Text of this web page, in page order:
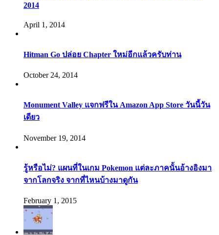
2014
April 1, 2014
Hitman Go ปล่อย Chapter ใหม่อีกแล้วครับท่าน
October 24, 2014
Monument Valley แจกฟรีใน Amazon App Store วันนี้วัน
เดียว
November 19, 2014
รู้หรือไม่? แผนที่ในเกม Pokemon แต่ละภาคนั้นอ้างอิงมา
จากโลกจริง จากที่ไหนบ้างมาดูกัน
February 1, 2015